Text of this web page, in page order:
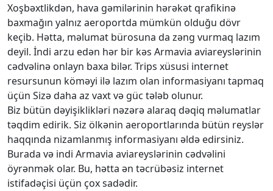
Xoşbəxtlikdən, hava gəmilərinin hərəkət qrafikinə
baxmağın yalnız aeroportda mümkün olduğu dövr
keçib. Hətta, məlumat bürosuna da zəng vurmaq lazım
deyil. İndi arzu edən hər bir kəs Armavia aviareyslərinin
cədvəlinə onlayn baxa bilər. Trips xüsusi internet
resursunun köməyi ilə lazım olan informasiyanı tapmaq
üçün Sizə daha az vaxt və güc tələb olunur.
Biz bütün dəyişiklikləri nəzərə alaraq dəqiq məlumatlar
təqdim edirik. Siz ölkənin aeroportlarında bütün reyslər
haqqında nizamlanmış informasiyanı əldə edirsiniz.
Burada və indi Armavia aviareyslərinin cədvəlini
öyrənmək olar. Bu, hətta ən təcrübəsiz internet
istifadəçisi üçün çox sadədir.